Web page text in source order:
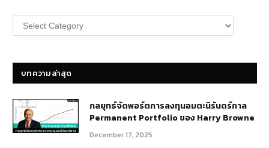
หมวด
หมู่
บทความล่าสุด
กลยุทธ์​จัดพอร์ตการลงทุนอมตะนิรันดร์กาล
Permanent Portfolio ของ Harry Browne
December 17, 2025